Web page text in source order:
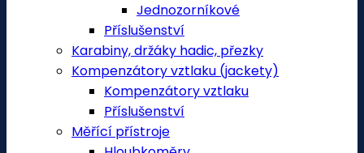
Jednozorníkové
Příslušenství
Karabiny, držáky hadic, přezky
Kompenzátory vztlaku (jackety)
Kompenzátory vztlaku
Příslušenství
Měřící přístroje